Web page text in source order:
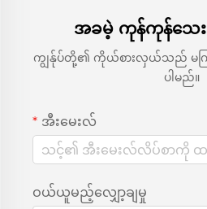
အခမဲ့ ကုန်ကုန်သေး
ကျွန်ုပ်တို့၏ ကိုယ်စားလှယ်သည် မ
ပါမည်။
အီးမေးလ်
ဝယ်ယူမည့်လျှော့ချမှု